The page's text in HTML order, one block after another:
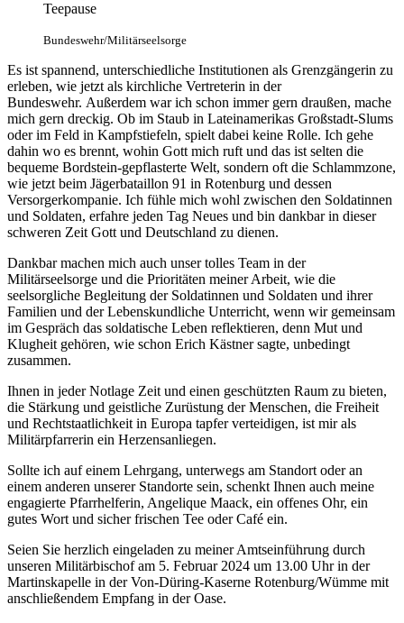
Teepause
Bundeswehr/Militärseelsorge
Es ist spannend, unterschiedliche Institutionen als Grenzgängerin zu
erleben, wie jetzt als kirchliche Vertreterin in der
Bundeswehr. Außerdem war ich schon immer gern draußen, mache
mich gern dreckig. Ob im Staub in Lateinamerikas Großstadt-Slums
oder im Feld in Kampfstiefeln, spielt dabei keine Rolle. Ich gehe
dahin wo es brennt, wohin Gott mich ruft und das ist selten die
bequeme Bordstein-gepflasterte Welt, sondern oft die Schlammzone,
wie jetzt beim Jägerbataillon 91 in Rotenburg und dessen
Versorgerkompanie. Ich fühle mich wohl zwischen den Soldatinnen
und Soldaten, erfahre jeden Tag Neues und bin dankbar in dieser
schweren Zeit Gott und Deutschland zu dienen.
Dankbar machen mich auch unser tolles Team in der
Militärseelsorge und die Prioritäten meiner Arbeit, wie die
seelsorgliche Begleitung der Soldatinnen und Soldaten und ihrer
Familien und der Lebenskundliche Unterricht, wenn wir gemeinsam
im Gespräch das soldatische Leben reflektieren, denn Mut und
Klugheit gehören, wie schon Erich Kästner sagte, unbedingt
zusammen.
Ihnen in jeder Notlage Zeit und einen geschützten Raum zu bieten,
die Stärkung und geistliche Zurüstung der Menschen, die Freiheit
und Rechtstaatlichkeit in Europa tapfer verteidigen, ist mir als
Militärpfarrerin ein Herzensanliegen.
Sollte ich auf einem Lehrgang, unterwegs am Standort oder an
einem anderen unserer Standorte sein, schenkt Ihnen auch meine
engagierte Pfarrhelferin, Angelique Maack, ein offenes Ohr, ein
gutes Wort und sicher frischen Tee oder Café ein.
Seien Sie herzlich eingeladen zu meiner Amtseinführung durch
unseren Militärbischof am 5. Februar 2024 um 13.00 Uhr in der
Martinskapelle in der Von-Düring-Kaserne Rotenburg/Wümme mit
anschließendem Empfang in der Oase.